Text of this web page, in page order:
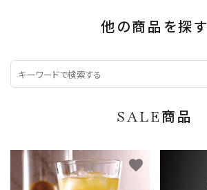
他の商品を探す
SALE商品
favorite